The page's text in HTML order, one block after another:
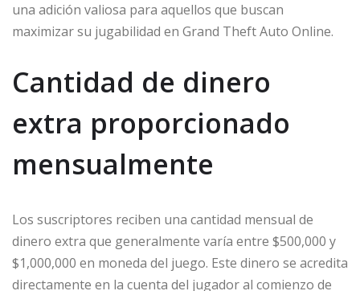
una adición valiosa para aquellos que buscan
maximizar su jugabilidad en Grand Theft Auto Online.
Cantidad de dinero
extra proporcionado
mensualmente
Los suscriptores reciben una cantidad mensual de
dinero extra que generalmente varía entre $500,000 y
$1,000,000 en moneda del juego. Este dinero se acredita
directamente en la cuenta del jugador al comienzo de